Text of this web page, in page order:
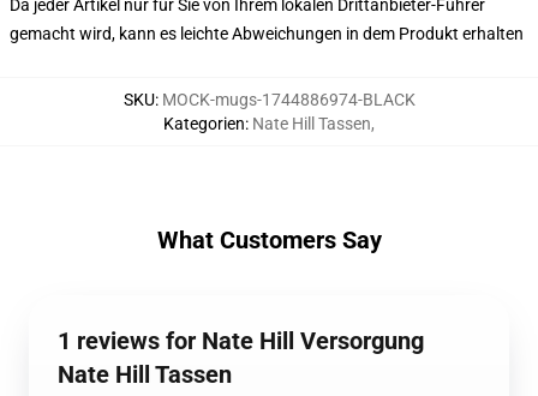
Da jeder Artikel nur für Sie von Ihrem lokalen Drittanbieter-Führer
gemacht wird, kann es leichte Abweichungen in dem Produkt erhalten
SKU: MOCK-mugs-1744886974-BLACK
Kategorien: Nate Hill Tassen,
What Customers Say
1 reviews for Nate Hill Versorgung
Nate Hill Tassen